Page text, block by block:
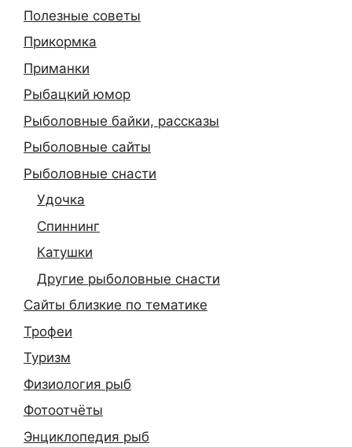
Полезные советы
Прикормка
Приманки
Рыбацкий юмор
Рыболовные байки, рассказы
Рыболовные сайты
Рыболовные снасти
Удочка
Спиннинг
Катушки
Другие рыболовные снасти
Сайты близкие по тематике
Трофеи
Туризм
Физиология рыб
Фотоотчёты
Энциклопедия рыб